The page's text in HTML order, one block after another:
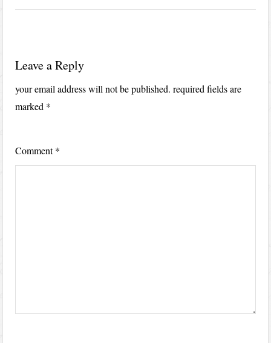
Leave a Reply
your email address will not be published. required fields are
marked *
Comment*